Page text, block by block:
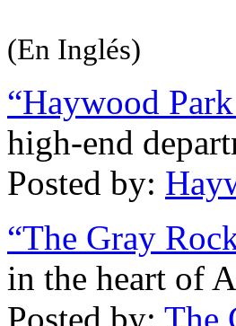
(En Inglés)
“Haywood
high-end
Posted by:
“The Gray
in the heart of
Posted by: The